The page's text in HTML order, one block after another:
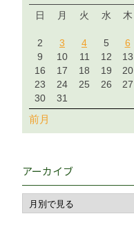
日 月 火 水 木
2
3 4 5 6
9
10 11 12 13
16
17 18 19 20
23
24 25 26 27
30
31
前月
アーカイブ